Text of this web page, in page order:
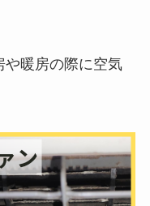
や暖房の際に空気